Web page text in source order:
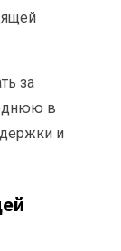
за
в
и